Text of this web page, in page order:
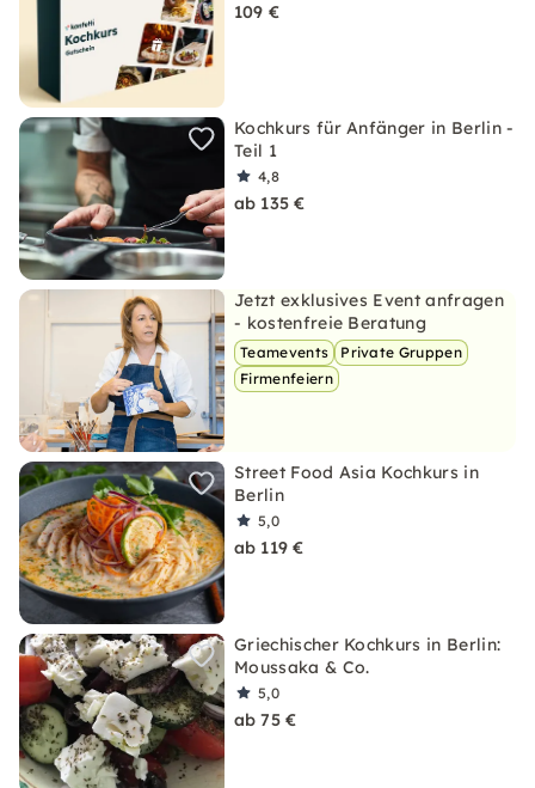
109 €
Kochkurs für Anfänger in Berlin -
Teil 1
4,8
ab 135 €
Jetzt exklusives Event anfragen
- kostenfreie Beratung
Teamevents
Private Gruppen
Firmenfeiern
Street Food Asia Kochkurs in
Berlin
5,0
ab 119 €
Griechischer Kochkurs in Berlin:
Moussaka & Co.
5,0
ab 75 €